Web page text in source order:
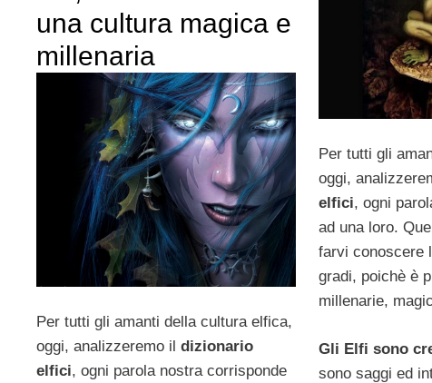
una cultura magica e
millenaria
Per tutti gli amanti della cultura elfica,
oggi, analizzeremo il dizionario
elfici, ogni parola nostra corrisponde
Per tutti gli
oggi,
elfici, ogni
ad una loro.
farvi conoscere
gradi, poichè è
millenarie,
Gli Elfi sono
sono saggi ed